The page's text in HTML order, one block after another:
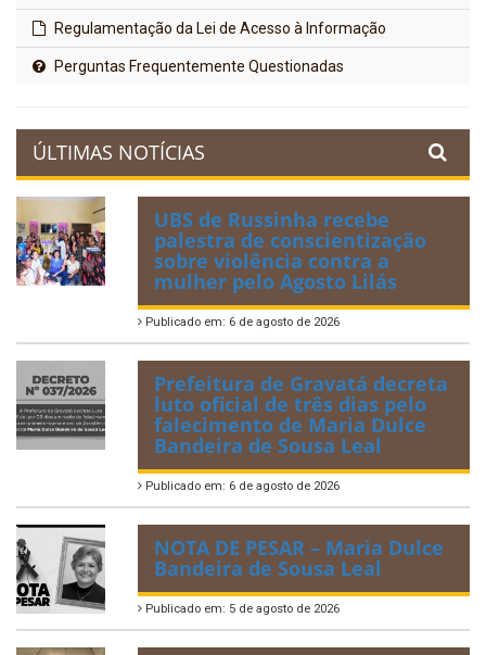
Regulamentação da Lei de Acesso à Informação
Perguntas Frequentemente Questionadas
ÚLTIMAS NOTÍCIAS
UBS de Russinha recebe
palestra de conscientização
sobre violência contra a
mulher pelo Agosto Lilás
Publicado em: 6 de agosto de 2026
Prefeitura de Gravatá decreta
luto oficial de três dias pelo
falecimento de Maria Dulce
Bandeira de Sousa Leal
Publicado em: 6 de agosto de 2026
NOTA DE PESAR – Maria Dulce
Bandeira de Sousa Leal
Publicado em: 5 de agosto de 2026